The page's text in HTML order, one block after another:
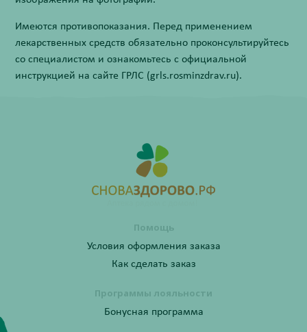
Имеются противопоказания. Перед применением
лекарственных средств обязательно проконсультируйтесь
со специалистом и ознакомьтесь с официальной
инструкцией на сайте ГРЛС (grls.rosminzdrav.ru).
Помощь
Условия оформления заказа
Как сделать заказ
Программы лояльности
Бонусная программа